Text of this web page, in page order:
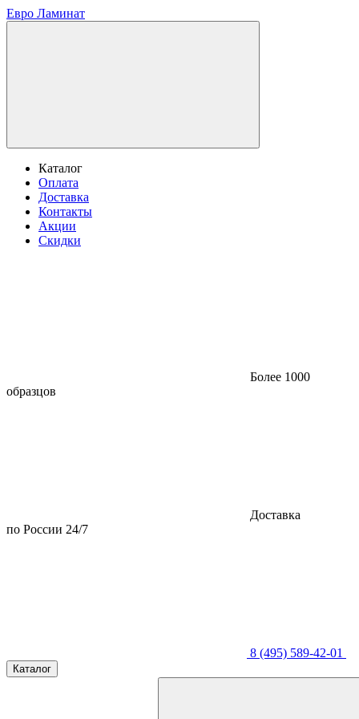
Евро Ламинат
Каталог
Оплата
Доставка
Контакты
Акции
Скидки
Более 1000
образцов
Доставка
по России 24/7
8 (495) 589-42-01
Каталог